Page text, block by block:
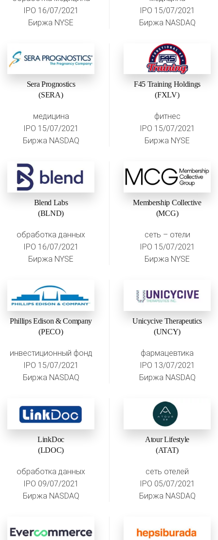
IPO 16/07/2021
Биржа NYSE
IPO 15/07/2021
Биржа NASDAQ
Sera Prognostics
(SERA)
медицина
IPO 15/07/2021
Биржа NASDAQ
F45 Training Holdings
(FXLV)
фитнес
IPO 15/07/2021
Биржа NYSE
Blend Labs
(BLND)
обработка данных
IPO 16/07/2021
Биржа NYSE
Membership Collective
(MCG)
сеть – отели
IPO 15/07/2021
Биржа NYSE
Phillips Edison & Company
(PECO)
инвестиционный фонд
IPO 15/07/2021
Биржа NASDAQ
Unicycive Therapeutics
(UNCY)
фармацевтика
IPO 13/07/2021
Биржа NASDAQ
LinkDoc
(LDOC)
обработка данных
IPO 09/07/2021
Биржа NASDAQ
Atour Lifestyle
(ATAT)
сеть отелей
IPO 05/07/2021
Биржа NASDAQ